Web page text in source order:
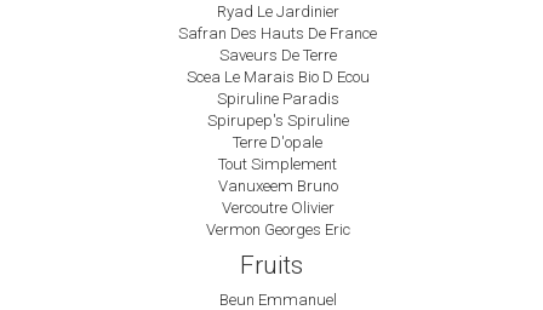
Ryad Le Jardinier
Safran Des Hauts De France
Saveurs De Terre
Scea Le Marais Bio D Ecou
Spiruline Paradis
Spirupep's Spiruline
Terre D'opale
Tout Simplement
Vanuxeem Bruno
Vercoutre Olivier
Vermon Georges Eric
Fruits
Beun Emmanuel